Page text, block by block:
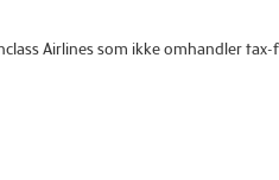
Airlines som ikke omhandler tax-